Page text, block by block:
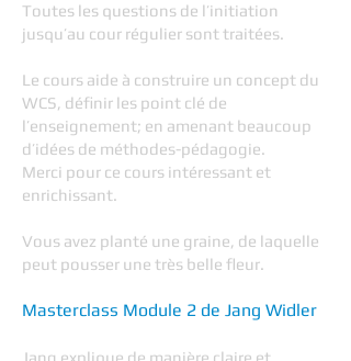
Toutes les questions de l’initiation
jusqu’au cour régulier sont traitées.
Le cours aide à construire un concept du
WCS, définir les point clé de
l’enseignement; en amenant beaucoup
d’idées de méthodes-pédagogie.
Merci pour ce cours intéressant et
enrichissant.
Vous avez planté une graine, de laquelle
peut pousser une très belle fleur.
Masterclass Module 2 de Jang Widler
Jang explique de manière claire et